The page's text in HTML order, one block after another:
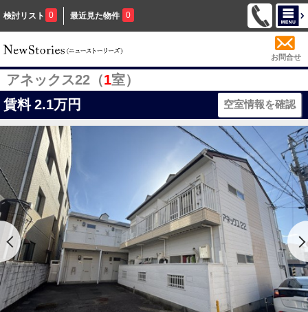
検討リスト 0 最近見た物件 0
お問合せ
アネックス22（1室）
賃料 2.1万円 空室情報を確認